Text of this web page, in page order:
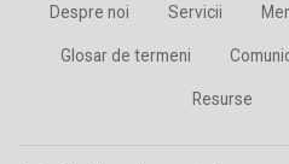
Computer Wired
Comunicații Starnet Media
Despre noi Servicii
Glosar de termeni
Resurse